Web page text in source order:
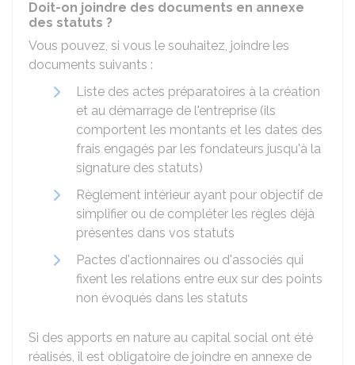
Doit-on joindre des documents en annexe
des statuts ?
Vous pouvez, si vous le souhaitez, joindre les
documents suivants :
Liste des actes préparatoires à la création
et au démarrage de l'entreprise (ils
comportent les montants et les dates des
frais engagés par les fondateurs jusqu'à la
signature des statuts)
Règlement intérieur ayant pour objectif de
simplifier ou de compléter les règles déjà
présentes dans vos statuts
Pactes d'actionnaires ou d'associés qui
fixent les relations entre eux sur des points
non évoqués dans les statuts
Si des apports en nature au capital social ont été
réalisés, il est obligatoire de joindre en annexe de